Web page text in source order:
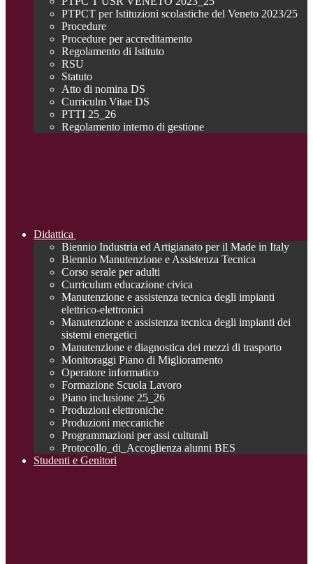
PTPCT per Istituzioni scolastiche del Veneto 2023/25
Procedure
Procedure per accreditamento
Regolamento di Istituto
RSU
Statuto
Atto di nomina DS
Curriculm Vitae DS
PTTI 25_26
Regolamento interno di gestione
Didattica
Biennio Industria ed Artigianato per il Made in Italy
Biennio Manutenzione e Assistenza Tecnica
Corso serale per adulti
Curriculum educazione civica
Manutenzione e assistenza tecnica degli impianti
elettrico-elettronici
Manutenzione e assistenza tecnica degli impianti dei
sistemi energetici
Manutenzione e diagnostica dei mezzi di trasporto
Monitoraggi Piano di Miglioramento
Operatore informatico
Formazione Scuola Lavoro
Piano inclusione 25_26
Produzioni elettroniche
Produzioni meccaniche
Programmazioni per assi culturali
Protocollo_di_Accoglienza alunni BES
Studenti e Genitori